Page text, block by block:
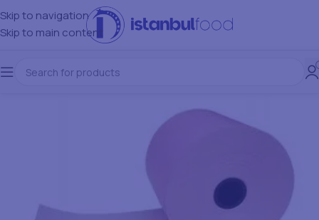
Skip to navigation
Skip to main content